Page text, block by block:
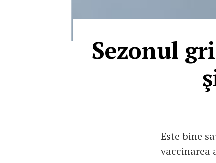
Sezonul
Este bine
vaccinarea